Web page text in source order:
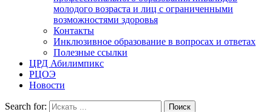
молодого возраста и лиц с ограниченными
возможностями здоровья
Контакты
Инклюзивное образование в вопросах и ответах
Полезные ссылки
ЦРД Абилимпикс
РЦОЭ
Новости
Search for: